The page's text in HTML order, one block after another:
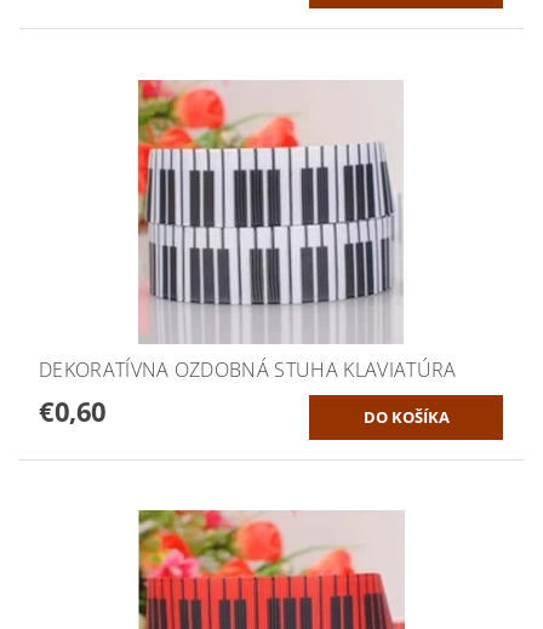
DEKORATÍVNA OZDOBNÁ STUHA KLAVIATÚRA
€0,60